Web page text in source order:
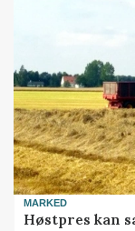
MARKED
Høstpres kan